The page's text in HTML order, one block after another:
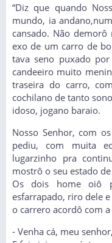
“Diz que quando
mundo, ia
cansado. Não
exo de um carro de
tava seno puxado
candeeiro muito
traseira do carro,
cochilano de tanto
idoso, jogano baraio.
Nosso Senhor, com
pediu, com muita
lugarzinho pra
mostrô o seu estado
Os dois home oiô
esfarrapado, riro dele
o carrero acordô com
- Venha cá, meu